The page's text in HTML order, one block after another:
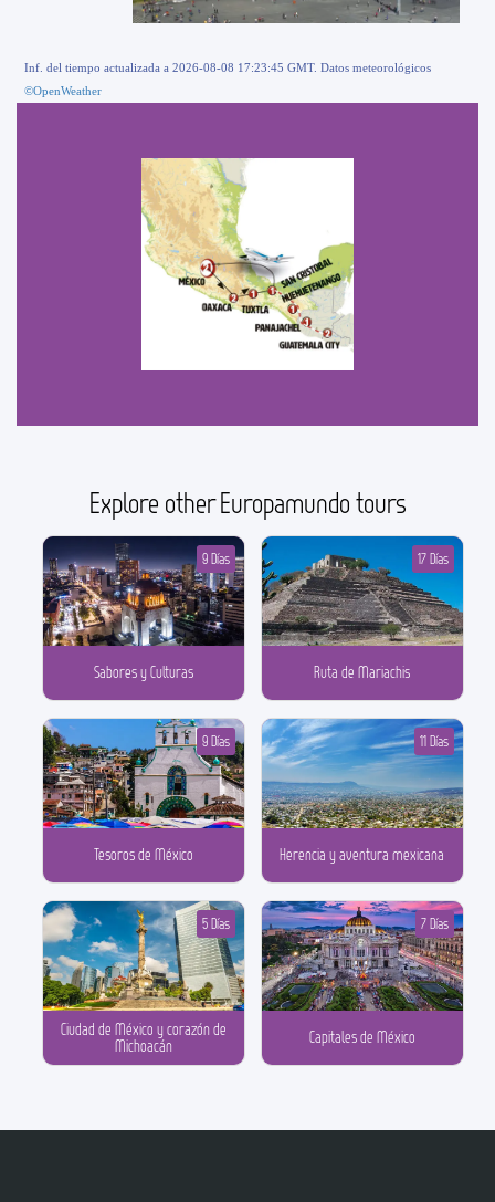
Inf. del tiempo actualizada a 2026-08-08 17:23:45 GMT. Datos meteorológicos
©OpenWeather
Explore other Europamundo tours
Sabores y Culturas
9 Días
Ruta de Mariachis
17 Días
Tesoros de México
9 Días
Herencia y aventura mexicana
11 Días
Ciudad de México y corazón de
Michoacán
5 Días
Capitales de México
7 Días